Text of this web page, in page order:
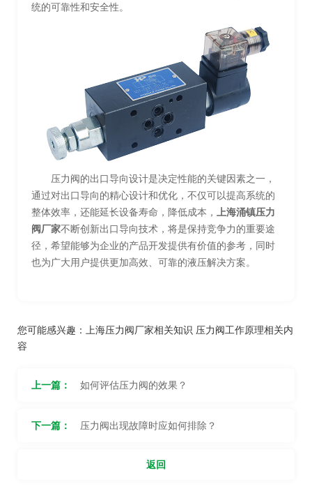
统的可靠性和安全性。
压力阀的出口导向设计是决定性能的关键因素之一，
通过对出口导向的精心设计和优化，不仅可以提高系统的
整体效率，还能延长设备寿命，降低成本，
上海涌镇压力
阀厂家不断创新出口导向技术，将是保持竞争力的重要途
径，希望能够为企业的产品开发提供有价值的参考，同时
也为广大用户提供更加高效、可靠的液压解决方案。
您可能感兴趣： 上海压力阀厂家相关知识 压力阀工作原理相关内
容
上一篇： 如何评估压力阀的效果？
下一篇： 压力阀出现故障时应如何排除？
返回